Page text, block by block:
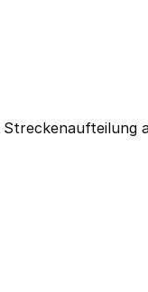
Streckenaufteilung